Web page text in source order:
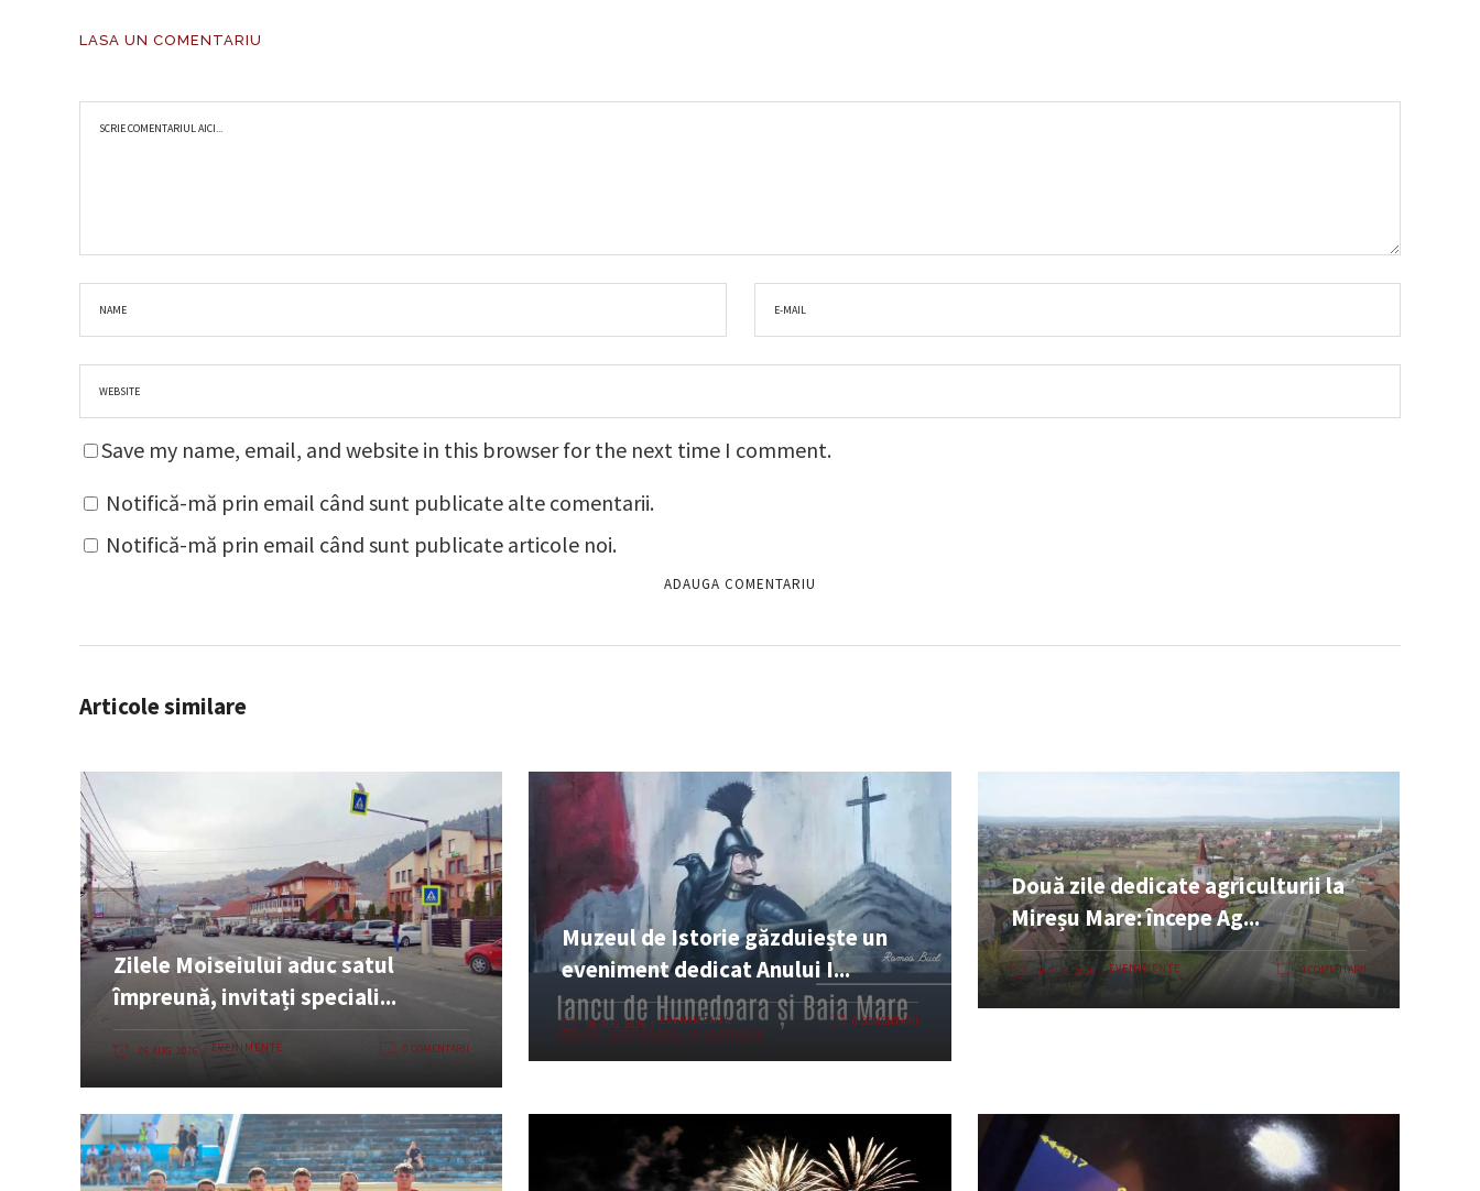
LASA UN COMENTARIU
Save my name, email, and website in this browser for the next time I comment.
Notifică-mă prin email când sunt publicate alte comentarii.
Notifică-mă prin email când sunt publicate articole noi.
Articole similare
Zilele Moiseiului aduc satul
împreună, invitați speciali...
06 AUG. 2026 EVENIMENTE 0 COMENTARII
Muzeul de Istorie găzduiește un
eveniment dedicat Anului I...
06 AUG. 2026 EVENIMENTE 0 COMENTARII
Două zile dedicate agriculturii la
Mireșu Mare: începe Ag...
06 AUG. 2026 EVENIMENTE 0 COMENTARII